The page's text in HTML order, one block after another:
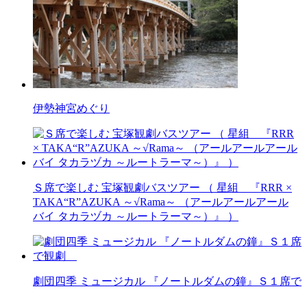
伊勢神宮めぐり
Ｓ席で楽しむ 宝塚観劇バスツアー （ 星組 『RRR ×
TAKA“R”AZUKA ～√Rama～ （アールアールアール
バイ タカラヅカ ～ルートラーマ～）』 ）
劇団四季 ミュージカル 『ノートルダムの鐘』Ｓ１席で